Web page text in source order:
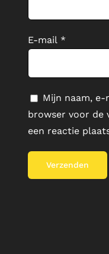
E-mail *
Mijn naam, e-
browser voor de
een reactie